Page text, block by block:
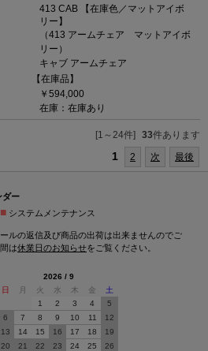
413 CAB 【在庫色／マットアイボ
リー】
（413 アームチェア マットアイボ
リー）
キャブ アームチェア
【在庫品】
￥594,000
在庫：在庫あり
[1～24件] 33件あります
1 2 次 最後
ダー
■ システムメンテナンス
ルの返信及び商品の出荷は出来ませんのでご
は休業日のお知らせをご覧ください。
2026 / 9
日
月 火 水 木 金
土
1
2 3 4
5
6
7 8 9 10 11
12
13
14 15 16 17 18
19
20
21 22 23 24 25
26